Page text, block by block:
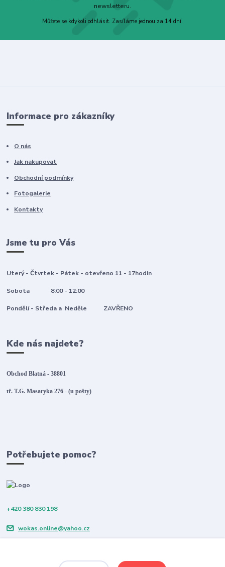
newsletteru.
Můžete se kdykoli odhlásit. Zasíláme jednou za 14 dní.
Informace pro zákazníky
O nás
Jak nakupovat
Obchodní podmínky
Fotogalerie
Kontakty
Jsme tu pro Vás
Uterý - Čtvrtek - Pátek - otevřeno 11 - 17hodin
Sobota 8:00 - 12:00
Pondělí - Středa a Neděle ZAVŘENO
Kde nás najdete?
Obchod Blatná - 38801
tř. T.G. Masaryka 276 - (u pošty)
Potřebujete pomoc?
+420 380 830 198
wokas.online@yahoo.cz